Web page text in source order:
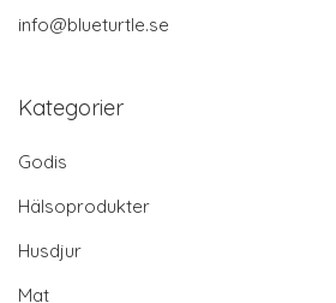
info@blueturtle.se
Kategorier
Godis
Hälsoprodukter
Husdjur
Mat